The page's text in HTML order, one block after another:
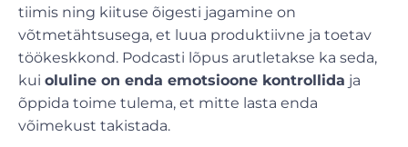
tiimis ning kiituse õigesti jagamine on
võtmetähtsusega, et luua produktiivne ja toetav
töökeskkond. Podcasti lõpus arutletakse ka seda,
kui oluline on enda emotsioone kontrollida ja
õppida toime tulema, et mitte lasta enda
võimekust takistada.